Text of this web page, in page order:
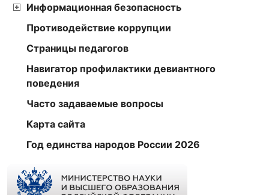
Информационная безопасность
Противодействие коррупции
Страницы педагогов
Навигатор профилактики девиантного
поведения
Часто задаваемые вопросы
Карта сайта
Год единства народов России 2026